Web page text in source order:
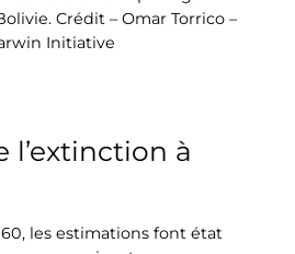
Crédit – Omar Torrico –
Initiative
l’extinction à
les estimations font état